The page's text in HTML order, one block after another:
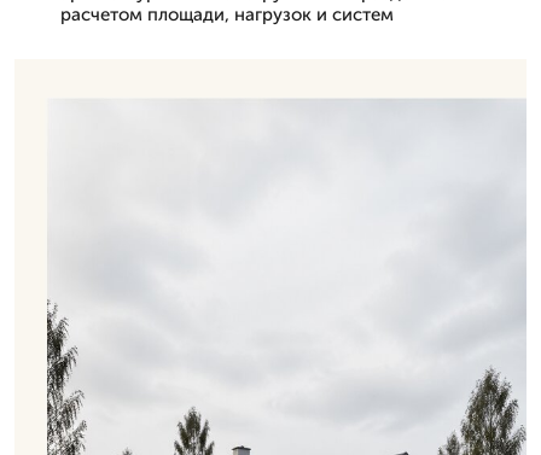
расчетом площади, нагрузок и систем